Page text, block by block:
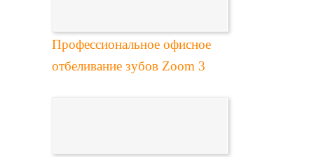
Профессиональное офисное
отбеливание зубов Zoom 3